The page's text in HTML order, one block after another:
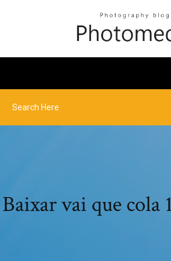
Baixar vai que cola